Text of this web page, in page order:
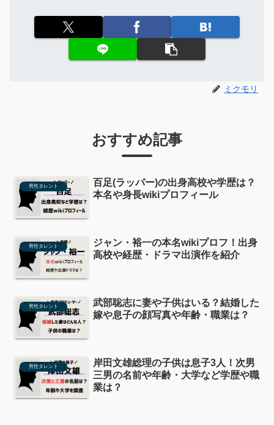
ミクモリ
おすすめ記事
男性タレント
百足(ラッパー)の出身高校や学歴は？
本名や身長wikiプロフィール
男性タレント
ジャン・裕一の本名wikiプロフ！出身
高校や経歴・ドラマ出演作を紹介
男性タレント
武部聡志に妻や子供はいる？結婚した
嫁や息子の顔写真や年齢・職業は？
男性タレント
岸田文雄総理の子供は息子3人！次男
三男の名前や年齢・大学など学歴や職
業は？